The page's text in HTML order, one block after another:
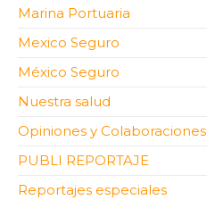
Marina Portuaria
Mexico Seguro
México Seguro
Nuestra salud
Opiniones y Colaboraciones
PUBLI REPORTAJE
Reportajes especiales